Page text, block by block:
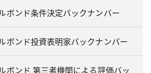
ボンド条件決定バックナンバー
ボンド投資表明家バックナンバー
ボンド 第三者機関による評価バッ